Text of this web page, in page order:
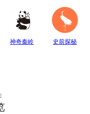
牛、朱鹮、珙桐、独叶草
地球生命物种演化图。
神奇秦岭 史前探秘